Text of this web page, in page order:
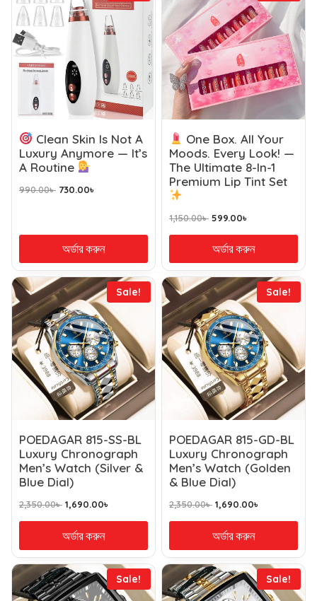
Clean Skin Is Not A
Luxury Anymore — It’s
A Routine
990.00৳ 730.00৳
অর্ডার করুন
One Box. All Your
Moods. Every Look! —
The Ultimate 8-In-1
Premium Lip Tint Set
1,150.00৳ 599.00৳
অর্ডার করুন
Sale!
POEDAGAR 815-SS-BL
Luxury Chronograph
Men’s Watch (Silver &
Blue Dial)
2,350.00৳ 1,690.00৳
অর্ডার করুন
Sale!
POEDAGAR 815-GD-BL
Luxury Chronograph
Men’s Watch (Golden
& Blue Dial)
2,350.00৳ 1,690.00৳
অর্ডার করুন
Sale! Sale!